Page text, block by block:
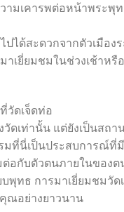
มเคารพต่อหน้าพระพุท
ปได้สะดวกจากตัวเมือ
าเยี่ยมชมในช่วงเช้าหรื
วัดเจ็ดท่อ
วัดเท่านั้น แต่ยังเป็นส
นี่เป็นประสบการณ์ที่มี
อกับตัวตนภายในของ
พุทธ การมาเยี่ยมชมวั
ณอย่างยาวนาน